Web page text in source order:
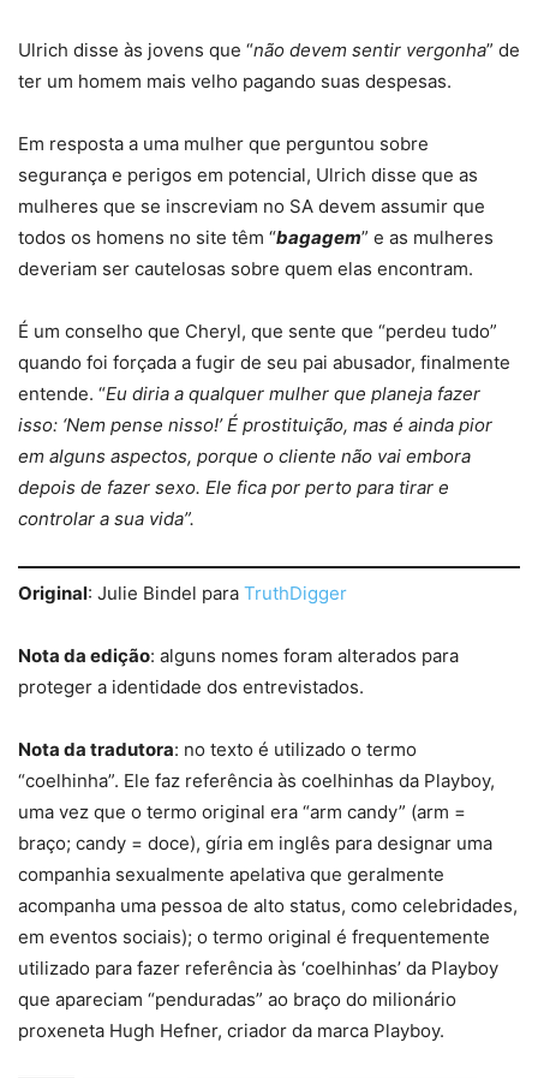
Ulrich disse às jovens que “não devem sentir vergonha” de
ter um homem mais velho pagando suas despesas.
Em resposta a uma mulher que perguntou sobre
segurança e perigos em potencial, Ulrich disse que as
mulheres que se inscreviam no SA devem assumir que
todos os homens no site têm “bagagem” e as mulheres
deveriam ser cautelosas sobre quem elas encontram.
É um conselho que Cheryl, que sente que “perdeu tudo”
quando foi forçada a fugir de seu pai abusador, finalmente
entende. “Eu diria a qualquer mulher que planeja fazer
isso: ‘Nem pense nisso!’ É prostituição, mas é ainda pior
em alguns aspectos, porque o cliente não vai embora
depois de fazer sexo. Ele fica por perto para tirar e
controlar a sua vida”.
Original: Julie Bindel para TruthDigger
Nota da edição: alguns nomes foram alterados para
proteger a identidade dos entrevistados.
Nota da tradutora: no texto é utilizado o termo
“coelhinha”. Ele faz referência às coelhinhas da Playboy,
uma vez que o termo original era “arm candy” (arm =
braço; candy = doce), gíria em inglês para designar uma
companhia sexualmente apelativa que geralmente
acompanha uma pessoa de alto status, como celebridades,
em eventos sociais); o termo original é frequentemente
utilizado para fazer referência às ‘coelhinhas’ da Playboy
que apareciam “penduradas” ao braço do milionário
proxeneta Hugh Hefner, criador da marca Playboy.